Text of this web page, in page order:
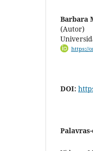
Barbara
(Autor)
https://
DOI: